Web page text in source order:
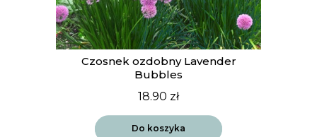
Czosnek ozdobny Lavender
Bubbles
18.90 zł
Do koszyka